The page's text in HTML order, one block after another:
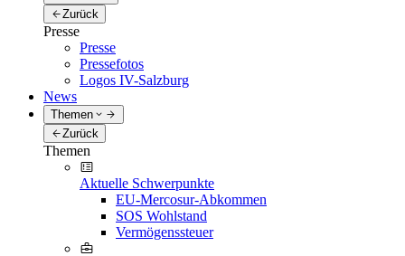
Zurück
Presse
Presse
Pressefotos
Logos IV-Salzburg
News
Themen
Zurück
Themen
Aktuelle Schwerpunkte
EU-Mercosur-Abkommen
SOS Wohlstand
Vermögenssteuer